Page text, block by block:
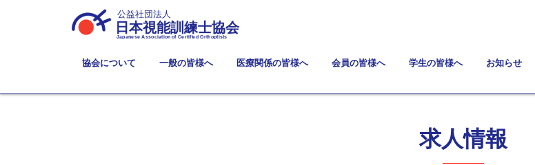
公益社団法人
日本視能訓練士協会
Japanese Association of Certified Orthoptists
協会について 一般の皆様へ 医療関係の皆様へ 会員の皆様へ 学生の皆様へ お知らせ
求人情報